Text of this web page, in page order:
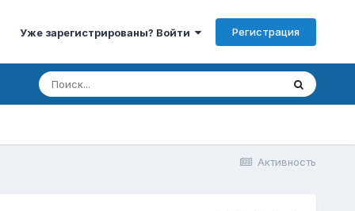
Уже зарегистрированы? Войти Регистрация
Активность